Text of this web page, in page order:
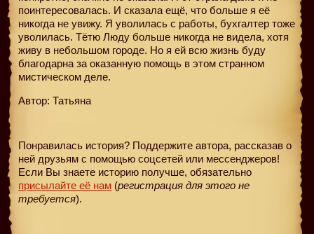
поинтересовалась. И сказала ещё, что больше я её
никогда не увижу. Я уволилась с работы, бухгалтер тоже
уволилась. Тётю Люду больше никогда не видела, хотя
живу в небольшом городе. Но я ей всю жизнь буду
благодарна за оказанную помощь в этом странном
мистическом деле.
Автор: Татьяна
Понравилась история? Поддержите автора, рассказав о
ней друзьям с помощью соцсетей или мессенджеров!
Если Вы знаете историю получше, обязательно
присылайте её нам (регистрация для этого не
требуется).